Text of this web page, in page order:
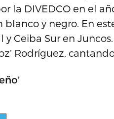
la DIVEDCO en el
y negro. En
y Ceiba Sur en
Rodríguez,